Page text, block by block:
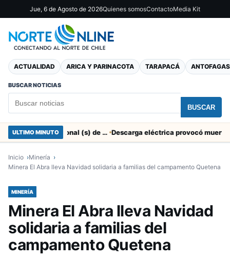
Jue, 6 de Agosto de 2026Quienes somosContactoMedia Kit
ACTUALIDAD ARICA Y PARINACOTA TARAPACÁ
BUSCAR NOTICIAS
BUSCAR
ULTIMO MINUTO SERNAC pidió la renuncia a Director Regional (s) de Arica por contratar solo a militantes del Gobierno
Inicio
Minería
Minera El Abra lleva Navidad solidaria a familias del campamento Quetena
MINERÍA
Minera El Abra lleva Navidad
solidaria a familias del
campamento Quetena